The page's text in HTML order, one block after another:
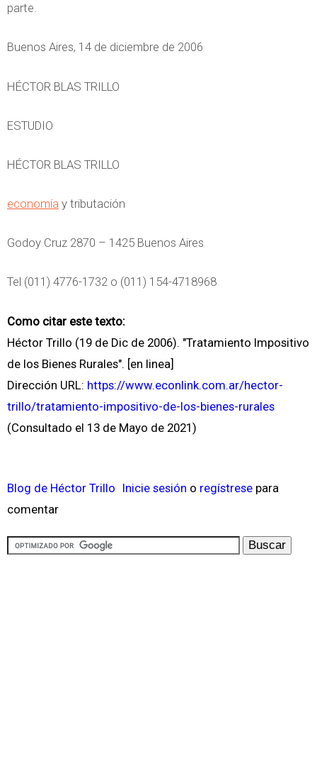
parte.
Buenos Aires, 14 de diciembre de 2006
HÉCTOR BLAS TRILLO
ESTUDIO
HÉCTOR BLAS TRILLO
economía y tributación
Godoy Cruz 2870 – 1425 Buenos Aires
Tel (011) 4776-1732 o (011) 154-4718968
Como citar este texto:
Héctor Trillo (19 de Dic de 2006). "Tratamiento Impositivo
de los Bienes Rurales". [en linea]
Dirección URL: https://www.econlink.com.ar/hector-
trillo/tratamiento-impositivo-de-los-bienes-rurales
(Consultado el 13 de Mayo de 2021)
Blog de Héctor Trillo Inicie sesión o regístrese para
comentar